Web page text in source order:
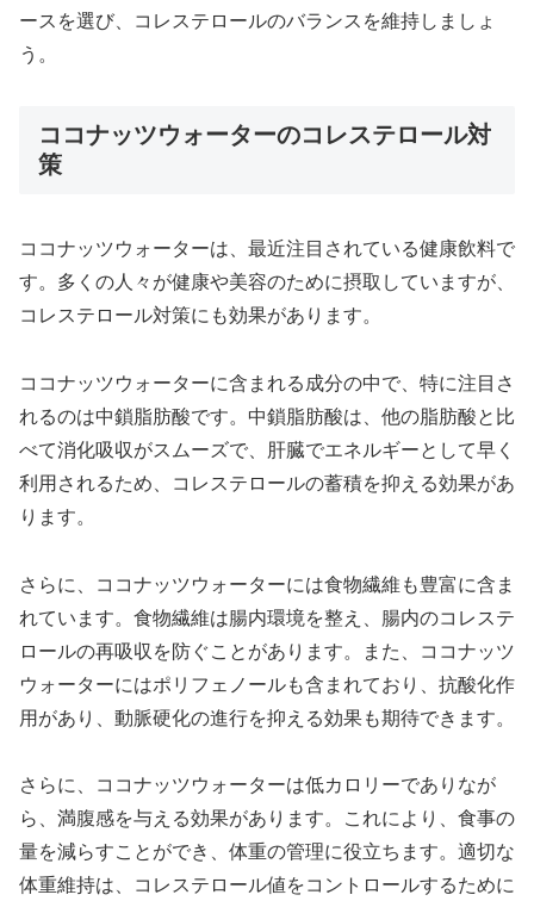
ースを選び、コレステロールのバランスを維持しましょ
う。
ココナッツウォーターのコレステロール対
策
ココナッツウォーターは、最近注目されている健康飲料で
す。多くの人々が健康や美容のために摂取していますが、
コレステロール対策にも効果があります。
ココナッツウォーターに含まれる成分の中で、特に注目さ
れるのは中鎖脂肪酸です。中鎖脂肪酸は、他の脂肪酸と比
べて消化吸収がスムーズで、肝臓でエネルギーとして早く
利用されるため、コレステロールの蓄積を抑える効果があ
ります。
さらに、ココナッツウォーターには食物繊維も豊富に含ま
れています。食物繊維は腸内環境を整え、腸内のコレステ
ロールの再吸収を防ぐことがあります。また、ココナッツ
ウォーターにはポリフェノールも含まれており、抗酸化作
用があり、動脈硬化の進行を抑える効果も期待できます。
さらに、ココナッツウォーターは低カロリーでありなが
ら、満腹感を与える効果があります。これにより、食事の
量を減らすことができ、体重の管理に役立ちます。適切な
体重維持は、コレステロール値をコントロールするために